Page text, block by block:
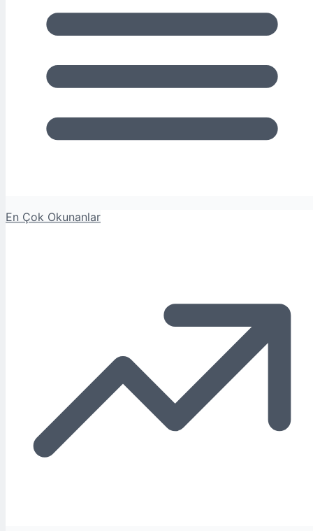
En Çok Okunanlar